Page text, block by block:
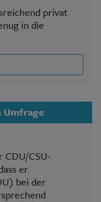
privat
in die
CSU-
er
bei der